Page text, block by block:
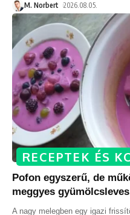
M. Norbert 2026.08.05.
RECEPTEK ÉS
Pofon egyszerű, de
meggyes
A nagy melegben egy igazi